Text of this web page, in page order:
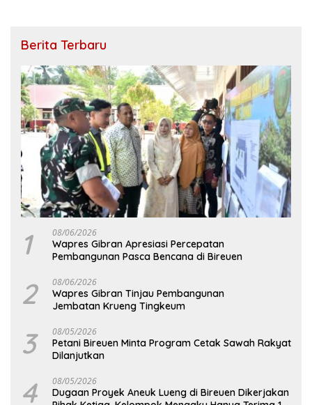
Berita Terbaru
1 08/06/2026
Wapres Gibran Apresiasi Percepatan
Pembangunan Pasca Bencana di Bireuen
2 08/06/2026
Wapres Gibran Tinjau Pembangunan
Jembatan Krueng Tingkeum
3 08/05/2026
Petani Bireuen Minta Program Cetak Sawah Rakyat
Dilanjutkan
4 08/05/2026
Dugaan Proyek Aneuk Lueng di Bireuen Dikerjakan